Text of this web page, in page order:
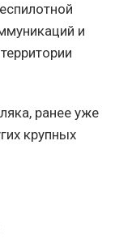
и
ранее уже
крупных